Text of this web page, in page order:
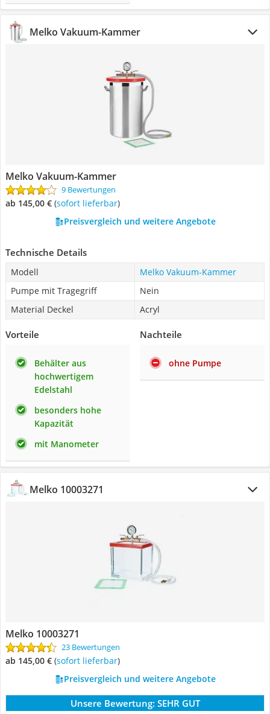
Melko Vakuum-Kammer
Melko Vakuum-Kammer
9 Bewertungen
ab 145,00 € ( Sofort lieferbar)
Preisvergleich und weitere Angebote
Technische Details
Modell
Melko Vakuum-Kammer
Pumpe mit Tragegriff
Nein
Material Deckel
Acryl
Vorteile
Behälter aus
hochwertigem
Edelstahl
besonders hohe
Kapazität
mit Manometer
Nachteile
ohne Pumpe
Melko 10003271
Melko 10003271
23 Bewertungen
ab 145,00 € ( Sofort lieferbar)
Preisvergleich und weitere Angebote
Unsere Bewertung: SEHR GUT